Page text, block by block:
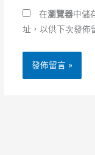
*
址
在瀏覽器中儲
址，以供下次發佈